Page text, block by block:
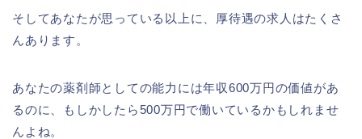
そしてあなたが思っている以上に、厚待遇の求人はたくさ
んあります。
あなたの薬剤師としての能力には年収600万円の価値があ
るのに、もしかしたら500万円で働いているかもしれませ
んよね。